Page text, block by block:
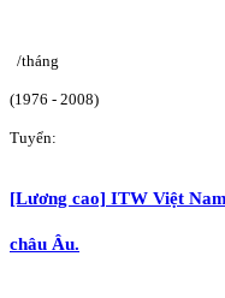
/tháng
(1976 - 2008)
Tuyển:
[Lương cao] ITW Việt
châu Âu.